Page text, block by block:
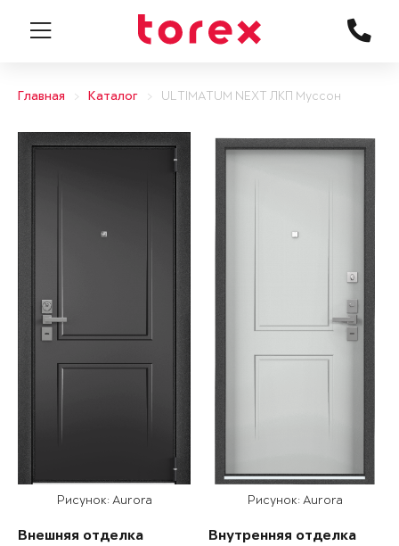
Главная Каталог ULTIMATUM NEXT ЛКП Муссон
Рисунок: Aurora
Внешняя отделка
Рисунок: Aurora
Внутренняя отделка